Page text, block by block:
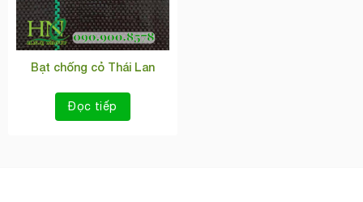
Bạt chống cỏ Thái Lan
Đọc tiếp